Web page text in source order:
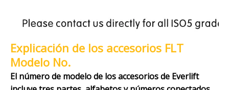
Explicación de los accesorios FLT
Modelo No.
El número de modelo de los accesorios de Everlift